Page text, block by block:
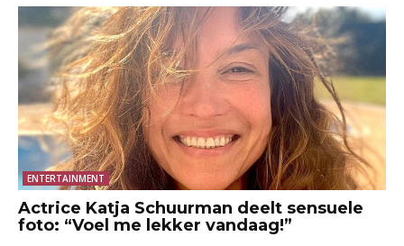
ENTERTAINMENT
Actrice Katja Schuurman deelt sensuele
foto: “Voel me lekker vandaag!”